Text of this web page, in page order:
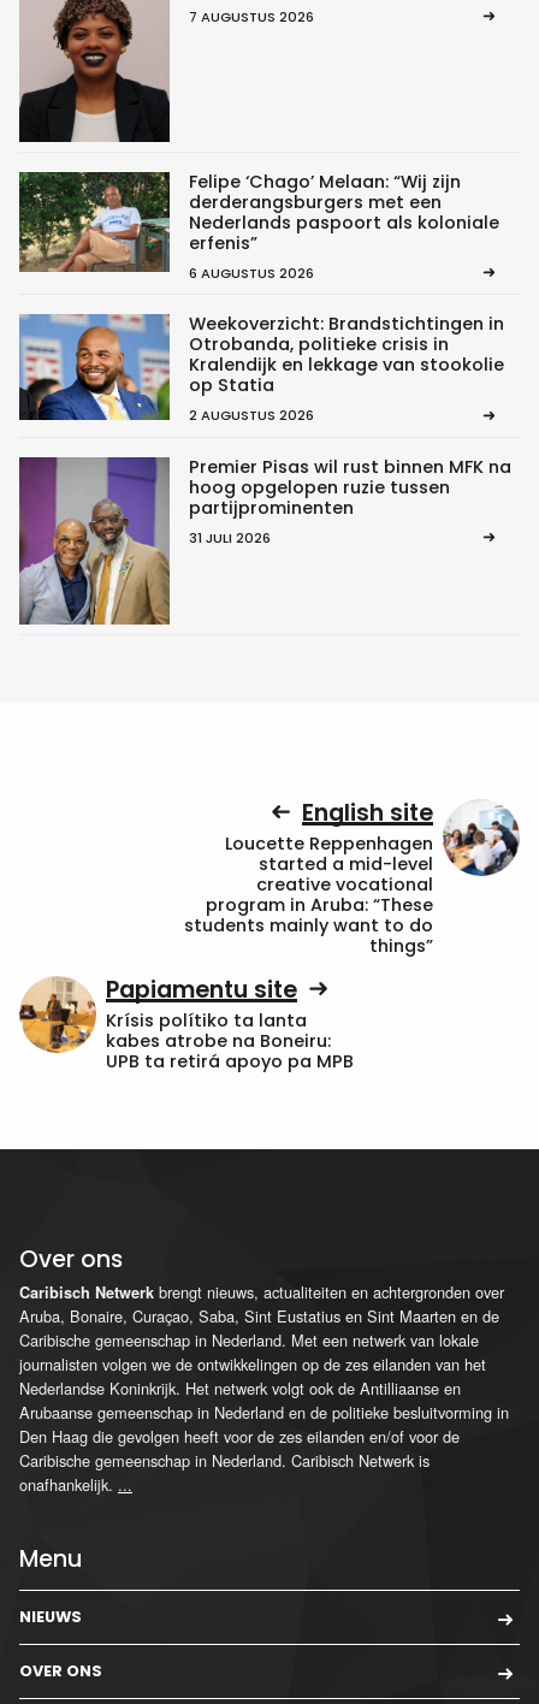
7 AUGUSTUS 2026
Felipe ‘Chago’ Melaan: “Wij zijn
derderangsburgers met een
Nederlands paspoort als koloniale
erfenis”
6 AUGUSTUS 2026
Weekoverzicht: Brandstichtingen in
Otrobanda, politieke crisis in
Kralendijk en lekkage van stookolie
op Statia
2 AUGUSTUS 2026
Premier Pisas wil rust binnen MFK na
hoog opgelopen ruzie tussen
partijprominenten
31 JULI 2026
English site
Loucette Reppenhagen
started a mid-level
creative vocational
program in Aruba: “These
students mainly want to do
things”
Papiamentu site
Krísis polítiko ta lanta
kabes atrobe na Boneiru:
UPB ta retirá apoyo pa MPB
Over ons
Caribisch Netwerk brengt nieuws, actualiteiten en achtergronden over
Aruba, Bonaire, Curaçao, Saba, Sint Eustatius en Sint Maarten en de
Caribische gemeenschap in Nederland. Met een netwerk van lokale
journalisten volgen we de ontwikkelingen op de zes eilanden van het
Nederlandse Koninkrijk. Het netwerk volgt ook de Antilliaanse en
Arubaanse gemeenschap in Nederland en de politieke besluitvorming in
Den Haag die gevolgen heeft voor de zes eilanden en/of voor de
Caribische gemeenschap in Nederland. Caribisch Netwerk is
onafhankelijk. ...
Menu
NIEUWS
OVER ONS